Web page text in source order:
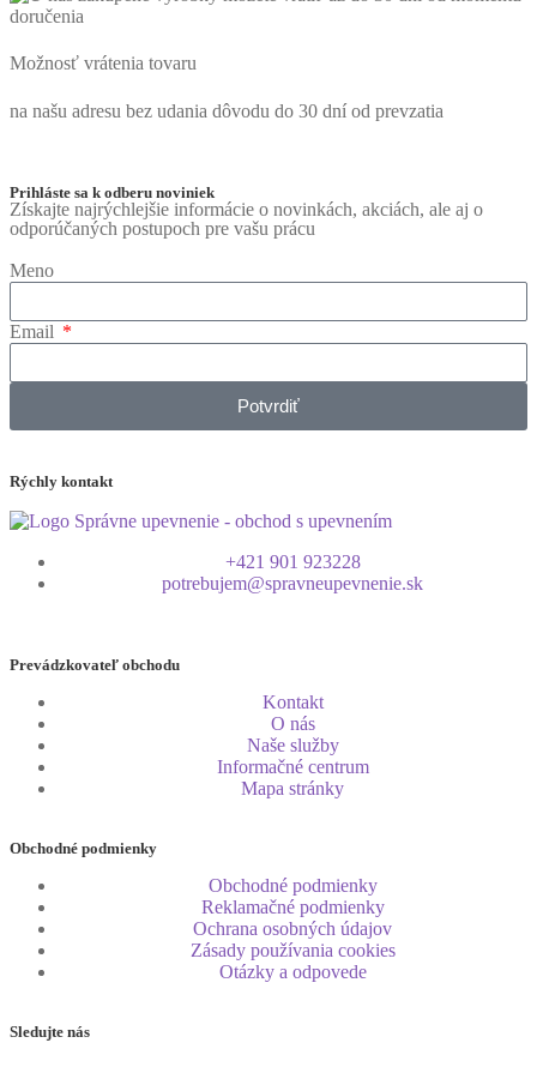
Možnosť vrátenia tovaru
na našu adresu bez udania dôvodu do 30 dní od prevzatia
Prihláste sa k odberu noviniek
Získajte najrýchlejšie informácie o novinkách, akciách, ale aj o
odporúčaných postupoch pre vašu prácu
Meno
Email
Potvrdiť
Rýchly kontakt
+421 901 923228
potrebujem@spravneupevnenie.sk
Prevádzkovateľ obchodu
Kontakt
O nás
Naše služby
Informačné centrum
Mapa stránky
Obchodné podmienky
Obchodné podmienky
Reklamačné podmienky
Ochrana osobných údajov
Zásady používania cookies
Otázky a odpovede
Sledujte nás